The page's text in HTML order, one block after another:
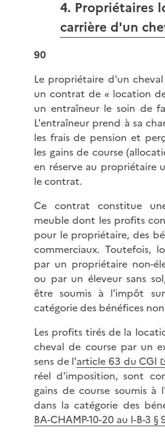
4. Propriétaires
carrière d'un
90
Le propriétaire d'un
un contrat de « location
un entraîneur le soin de
L'entraîneur prend à sa
les frais de pension et
les gains de course
en réserve au propriétaire
le contrat.
Ce contrat constitue
meuble dont les profits
pour le propriétaire, des
commerciaux. Toutefois,
par un propriétaire non-
ou par un éleveur sans
être soumis à l'impôt
catégorie des bénéfices
Les profits tirés de la
cheval de course par un
sens de l'article 63 du CGI
réel d'imposition, sont
gains de course soumis à
dans la catégorie des
BA-CHAMP-10-20 au I-B-3 §